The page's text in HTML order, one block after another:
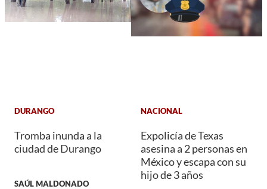
DURANGO
Tromba inunda a la
ciudad de Durango
SAÚL MALDONADO
NACIONAL
Expolicía de Texas
asesina a 2 personas en
México y escapa con su
hijo de 3 años